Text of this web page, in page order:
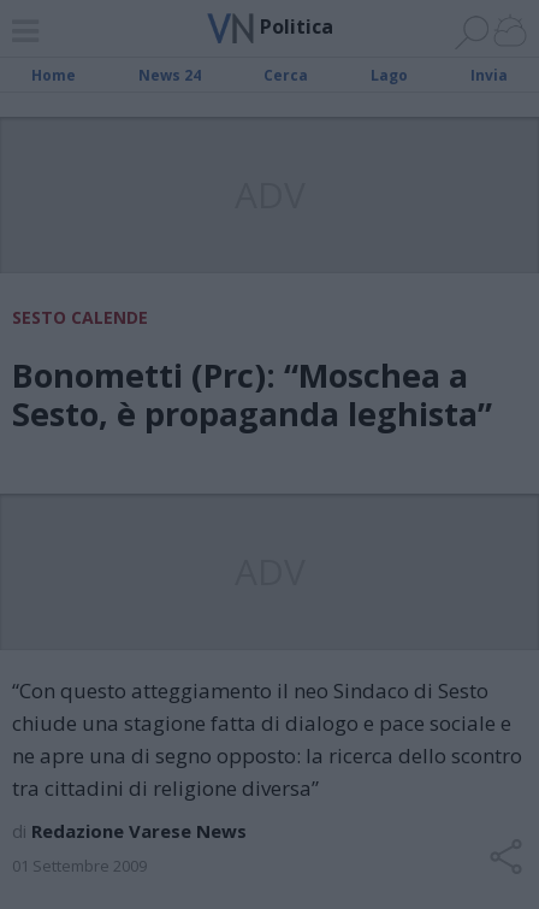
Politica
Home News 24 Cerca Lago Invia
SESTO CALENDE
Bonometti (Prc): “Moschea a
Sesto, è propaganda leghista”
“Con questo atteggiamento il neo Sindaco di Sesto
chiude una stagione fatta di dialogo e pace sociale e
ne apre una di segno opposto: la ricerca dello scontro
tra cittadini di religione diversa”
di Redazione Varese News
01 Settembre 2009